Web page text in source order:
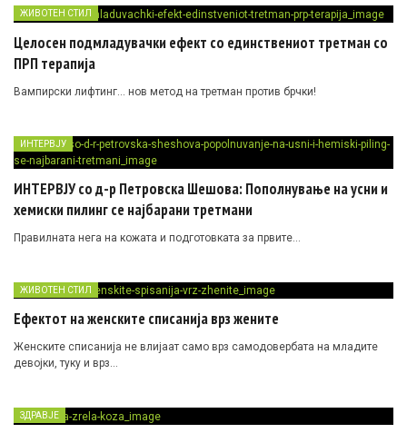
ЖИВОТЕН СТИЛ
Целосен подмладувачки ефект со единствениот третман со
ПРП терапија
Вампирски лифтинг… нов метод на третман против брчки!
ИНТЕРВЈУ
ИНТЕРВЈУ со д-р Петровска Шешова: Пополнување на усни и
хемиски пилинг се најбарани третмани
Правилната нега на кожата и подготовката за првите…
ЖИВОТЕН СТИЛ
Ефектот на женските списанија врз жените
Женските списанија не влијаат само врз самодовербата на младите
девојки, туку и врз…
ЗДРАВЈЕ